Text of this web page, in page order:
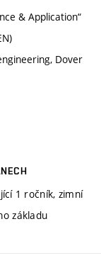
& Application“
Dover
1 ročník, zimní
základu